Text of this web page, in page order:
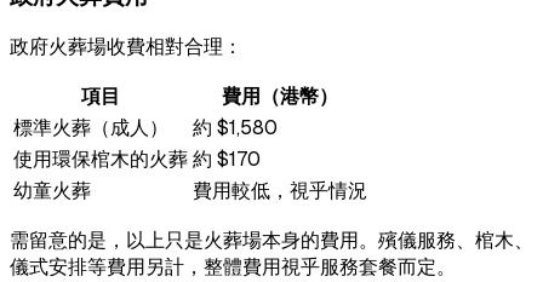
政府火葬場收費相對合理：
項目
費用（港幣）
標準火葬（成人）
約 $1,580
使用環保棺木的火葬約 $170
幼童火葬
費用較低，視乎情況
需留意的是，以上只是火葬場本身的費用。殯儀服務、棺木、
儀式安排等費用另計，整體費用視乎服務套餐而定。